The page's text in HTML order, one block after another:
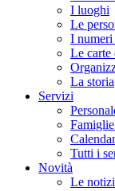
I luoghi
Le
I numeri
Le carte
La storia
Servizi
Tutti i
Novità
Le